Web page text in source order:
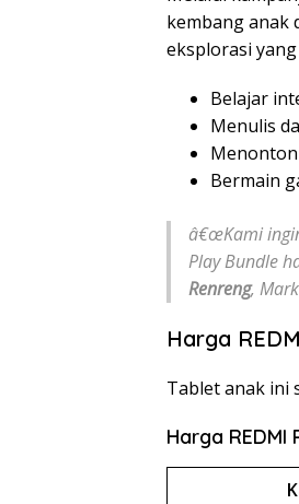
kembang anak
eksplorasi
Belajar
Menulis
Bermain
â€œKami
Play Bundle
Renreng,
Harga
Tablet anak ini
Harga REDMI